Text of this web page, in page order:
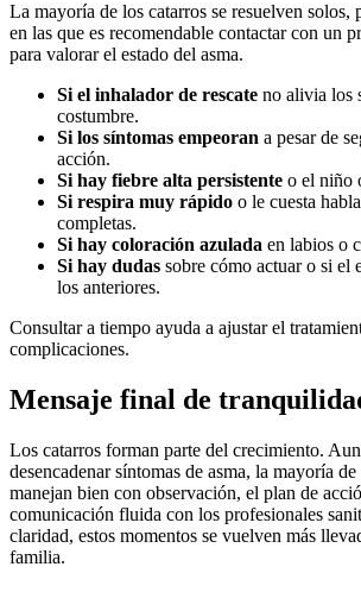
La mayoría de los catarros se resuelven solos,
en las que es recomendable contactar con un
para valorar el estado del asma.
Si el inhalador de rescate no alivia los
costumbre.
Si los síntomas empeoran a pesar de
acción.
Si hay fiebre alta persistente o el niño
Si respira muy rápido o le cuesta
completas.
Si hay coloración azulada en labios o
Si hay dudas sobre cómo actuar o si el
los anteriores.
Consultar a tiempo ayuda a ajustar el
complicaciones.
Mensaje final de
Los catarros forman parte del crecimiento.
desencadenar síntomas de asma, la mayoría
manejan bien con observación, el plan de
comunicación fluida con los profesionales
claridad, estos momentos se vuelven más
familia.